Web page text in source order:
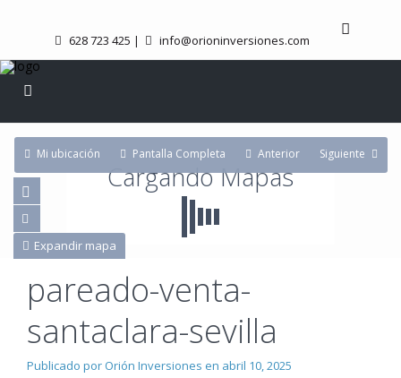
628 723 425 | info@orioninversiones.com
Cargando Mapas
Expandir mapa
Mi ubicación Pantalla Completa Anterior Siguiente
pareado-venta-
santaclara-sevilla
Publicado por Orión Inversiones en abril 10, 2025